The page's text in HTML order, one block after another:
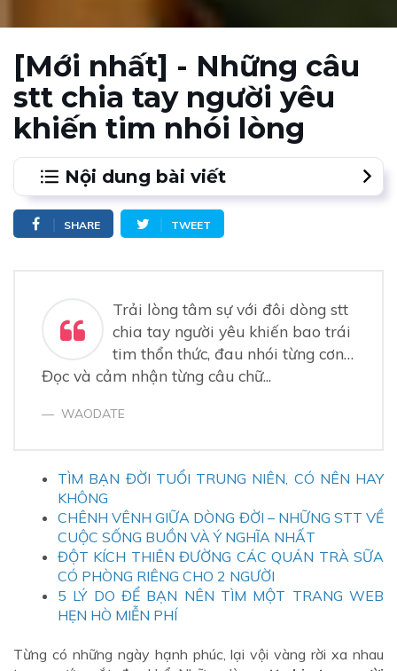
[Mới nhất] - Những câu
stt chia tay người yêu
khiến tim nhói lòng
Nội dung bài viết
SHARE TWEET
Trải lòng tâm sự với đôi dòng stt
chia tay người yêu khiến bao trái
tim thổn thức, đau nhói từng cơn…
Đọc và cảm nhận từng câu chữ...
WAODATE
TÌM BẠN ĐỜI TUỔI TRUNG NIÊN, CÓ NÊN HAY
KHÔNG
CHÊNH VÊNH GIỮA DÒNG ĐỜI – NHỮNG STT VỀ
CUỘC SỐNG BUỒN VÀ Ý NGHĨA NHẤT
ĐỘT KÍCH THIÊN ĐƯỜNG CÁC QUÁN TRÀ SỮA
CÓ PHÒNG RIÊNG CHO 2 NGƯỜI
5 LÝ DO ĐỂ BẠN NÊN TÌM MỘT TRANG WEB
HẸN HÒ MIỄN PHÍ
Từng có những ngày hạnh phúc, lại vội vàng rời xa nhau